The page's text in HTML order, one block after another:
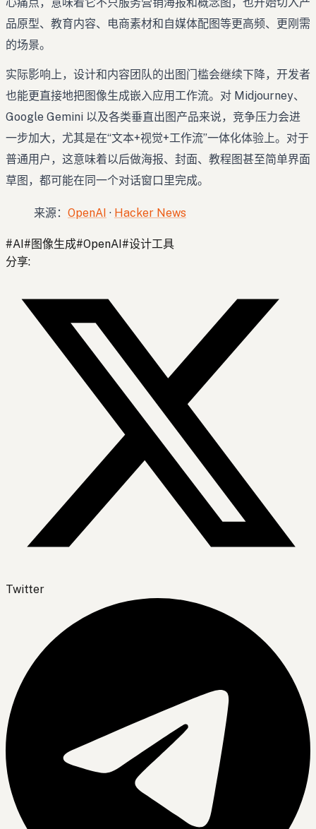
品原型、教育内容、电商素材和自媒体配图等更高频、更刚需
的场景。
实际影响上，设计和内容团队的出图门槛会继续下降，开发者
也能更直接地把图像生成嵌入应用工作流。对 Midjourney、
Google Gemini 以及各类垂直出图产品来说，竞争压力会进
一步加大，尤其是在“文本+视觉+工作流”一体化体验上。对于
普通用户，这意味着以后做海报、封面、教程图甚至简单界面
草图，都可能在同一个对话窗口里完成。
来源： OpenAI · Hacker News
#AI#图像生成#OpenAI#设计工具
分享:
Twitter